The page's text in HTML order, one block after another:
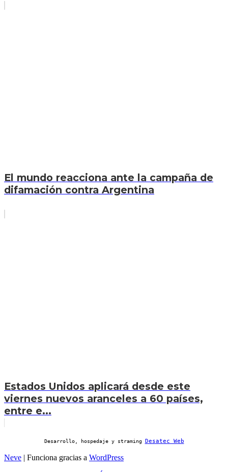
El mundo reacciona ante la campaña de
difamación contra Argentina
Estados Unidos aplicará desde este
viernes nuevos aranceles a 60 países,
entre e...
Desarrollo, hospedaje y straming Desatec Web
Neve | Funciona gracias a WordPress